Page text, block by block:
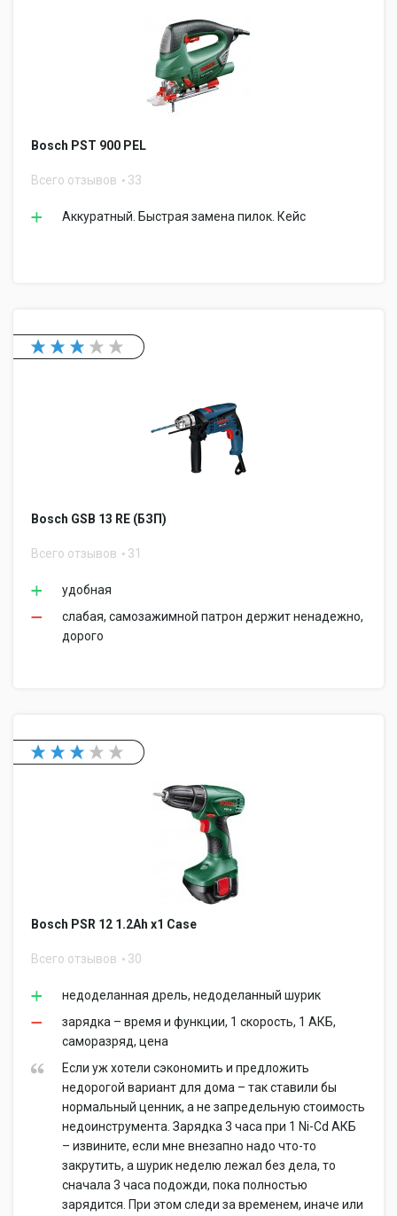
Bosch PST 900 PEL
Всего отзывов 33
Аккуратный. Быстрая замена пилок. Кейс
Bosch GSB 13 RE (БЗП)
Всего отзывов 31
удобная
слабая, самозажимной патрон держит ненадежно,
дорого
Bosch PSR 12 1.2Ah x1 Case
Всего отзывов 30
недоделанная дрель, недоделанный шурик
зарядка – время и функции, 1 скорость, 1 АКБ,
саморазряд, цена
Если уж хотели сэкономить и предложить
недорогой вариант для дома – так ставили бы
нормальный ценник, а не запредельную стоимость
недоинструмента. Зарядка 3 часа при 1 Ni-Cd АКБ
– извините, если мне внезапно надо что-то
закрутить, а шурик неделю лежал без дела, то
сначала 3 часа подожди, пока полностью
зарядится. При этом следи за временем, иначе или